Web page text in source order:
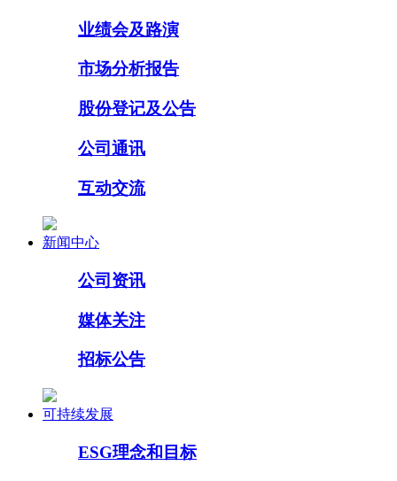
业绩会及路演
市场分析报告
股份登记及公告
公司通讯
互动交流
新闻中心
公司资讯
媒体关注
招标公告
可持续发展
ESG理念和目标